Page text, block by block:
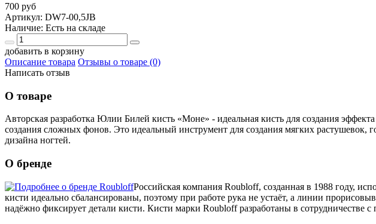
700 руб
Артикул: DW7-00,5JB
Наличие: Есть на складе
добавить в корзину
Описание товара Отзывы о товаре (0)
Написать отзыв
О товаре
Авторская разработка Юлии Билей кисть «Моне» - идеальная кисть для создания
создания сложных фонов. Это идеальный инструмент для создания мягких растушевок,
дизайна ногтей.
О бренде
Российская компания Roubloff, созданная в 1988 году,
кисти идеально сбалансированы, поэтому при работе рука не устаёт, а линии
надёжно фиксирует детали кисти. Кисти марки Roubloff разработаны в сотрудничестве с